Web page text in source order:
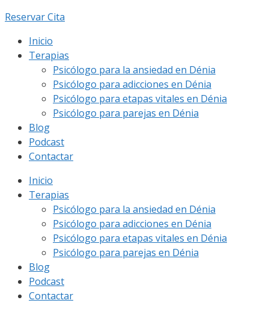
Reservar Cita
Inicio
Terapias
Psicólogo para la ansiedad en Dénia
Psicólogo para adicciones en Dénia
Psicólogo para etapas vitales en Dénia
Psicólogo para parejas en Dénia
Blog
Podcast
Contactar
Inicio
Terapias
Psicólogo para la ansiedad en Dénia
Psicólogo para adicciones en Dénia
Psicólogo para etapas vitales en Dénia
Psicólogo para parejas en Dénia
Blog
Podcast
Contactar